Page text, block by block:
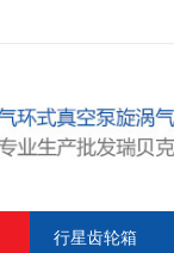
行星齿轮箱